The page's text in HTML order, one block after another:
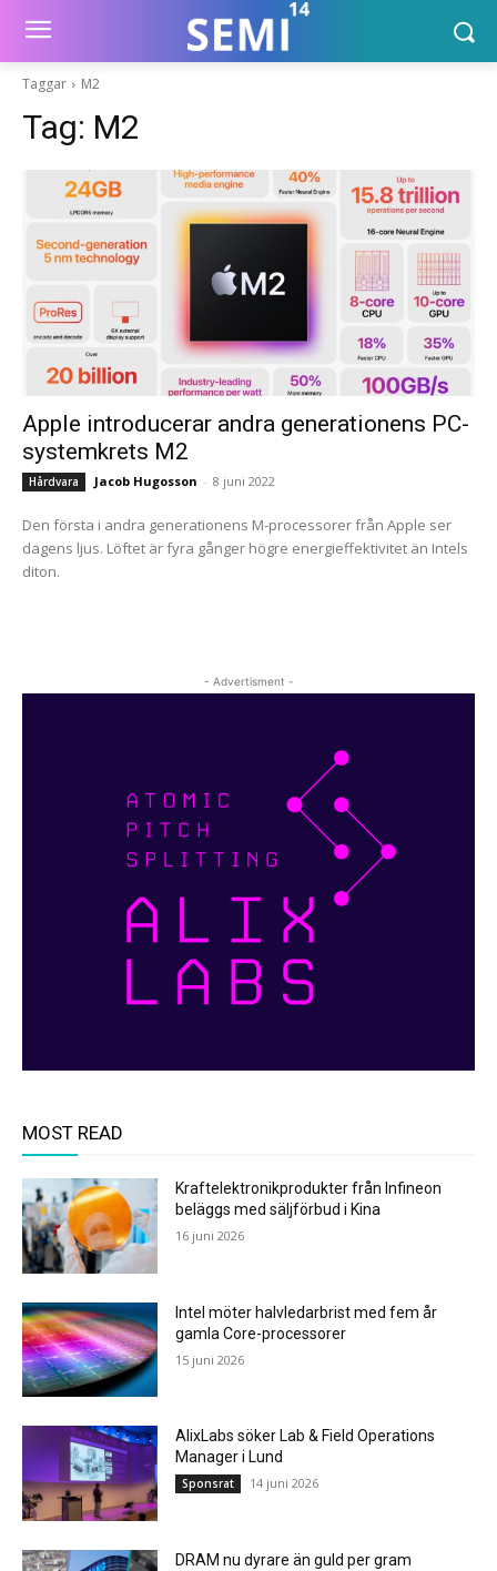
Taggar M2
Tag: M2
Apple introducerar andra generationens PC-
systemkrets M2
Hårdvara Jacob Hugosson - 8 juni 2022
Den första i andra generationens M-processorer från Apple ser
dagens ljus. Löftet är fyra gånger högre energieffektivitet än Intels
diton.
- Advertisment -
MOST READ
Kraftelektronikprodukter från Infineon
beläggs med säljförbud i Kina
16 juni 2026
Intel möter halvledarbrist med fem år
gamla Core-processorer
15 juni 2026
AlixLabs söker Lab & Field Operations
Manager i Lund
Sponsrat 14 juni 2026
DRAM nu dyrare än guld per gram